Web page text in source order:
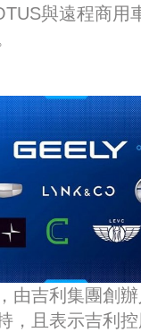
與遠程商用
由吉利集團創
，且表示吉利